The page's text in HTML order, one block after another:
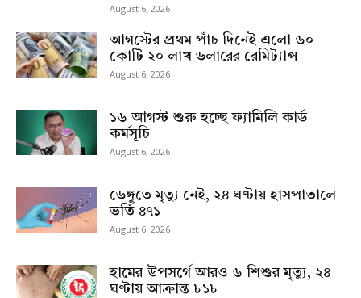
August 6, 2026
আগস্টের প্রথম পাঁচ দিনেই এলো ৬০
কোটি ২০ লাখ ডলারের রেমিট্যান্স
August 6, 2026
১৬ আগস্ট শুরু হচ্ছে ফ্যামিলি কার্ড
কর্মসূচি
August 6, 2026
ডেঙ্গুতে মৃত্যু নেই, ২৪ ঘণ্টায় হাসপাতালে
ভর্তি ৪৭১
August 6, 2026
হামের উপসর্গে আরও ৬ শিশুর মৃত্যু, ২৪
ঘণ্টায় আক্রান্ত ৮১৮